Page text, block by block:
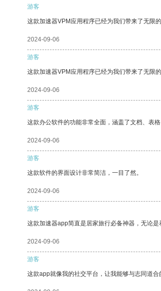
游客
这款加速器VPM应用程序已经为我们带来了无限
2024-09-06
游客
这款加速器VPM应用程序已经为我们带来了无限的
2024-09-06
游客
这款办公软件的功能非常全面，涵盖了文档、表
2024-09-06
游客
这款软件的界面设计非常简洁，一目了然。
2024-09-06
游客
这款加速器app简直是居家旅行必备神器，无论
2024-09-06
游客
这款app就像我的社交平台，让我能够与志同道合